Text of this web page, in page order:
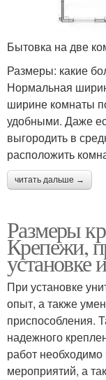
Бытовка на две
Размеры: какие
Нормальная
ширине комнаты
удобными. Даже
выгородить в
расположить
читать дальше →
Размеры
Крепежи,
установке
При установке
опыт, а также
приспособления.
надежного
работ
мероприятий, а